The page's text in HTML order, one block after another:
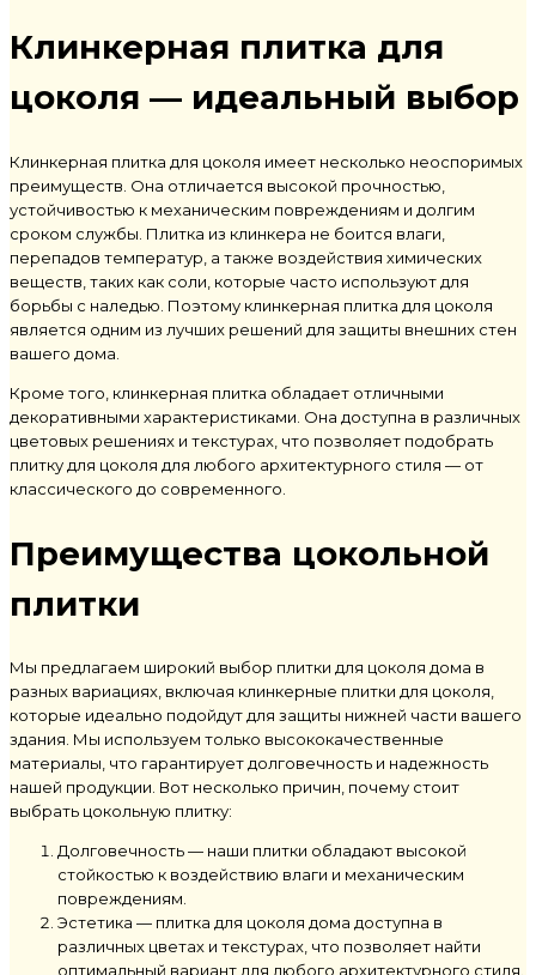
Клинкерная плитка для
цоколя — идеальный выбор
Клинкерная плитка для цоколя имеет несколько неоспоримых
преимуществ. Она отличается высокой прочностью,
устойчивостью к механическим повреждениям и долгим
сроком службы. Плитка из клинкера не боится влаги,
перепадов температур, а также воздействия химических
веществ, таких как соли, которые часто используют для
борьбы с наледью. Поэтому клинкерная плитка для цоколя
является одним из лучших решений для защиты внешних стен
вашего дома.
Кроме того, клинкерная плитка обладает отличными
декоративными характеристиками. Она доступна в различных
цветовых решениях и текстурах, что позволяет подобрать
плитку для цоколя для любого архитектурного стиля — от
классического до современного.
Преимущества цокольной
плитки
Мы предлагаем широкий выбор плитки для цоколя дома в
разных вариациях, включая клинкерные плитки для цоколя,
которые идеально подойдут для защиты нижней части вашего
здания. Мы используем только высококачественные
материалы, что гарантирует долговечность и надежность
нашей продукции. Вот несколько причин, почему стоит
выбрать цокольную плитку:
Долговечность — наши плитки обладают высокой
стойкостью к воздействию влаги и механическим
повреждениям.
Эстетика — плитка для цоколя дома доступна в
различных цветах и текстурах, что позволяет найти
оптимальный вариант для любого архитектурного стиля.